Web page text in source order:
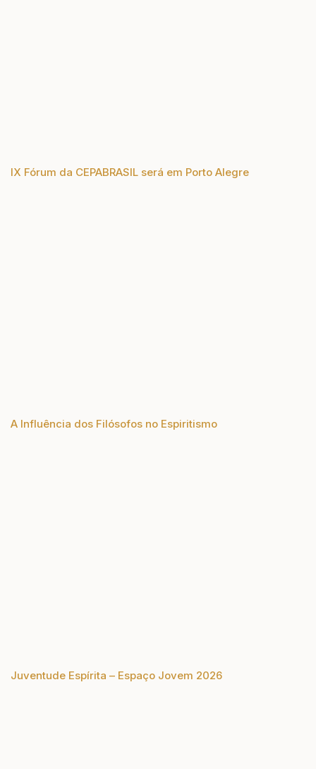
IX Fórum da CEPABRASIL será em Porto Alegre
A Influência dos Filósofos no Espiritismo
Juventude Espírita – Espaço Jovem 2026